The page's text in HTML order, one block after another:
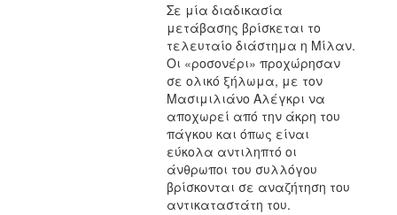
Σε μία διαδικασία
μετάβασης βρίσκεται το
τελευταίο διάστημα η Μίλαν.
Οι «ροσονέρι» προχώρησαν
σε ολικό ξήλωμα, με τον
Μασιμιλιάνο Αλέγκρι να
αποχωρεί από την άκρη του
πάγκου και όπως είναι
εύκολα αντιληπτό οι
άνθρωποι του συλλόγου
βρίσκονται σε αναζήτηση του
αντικαταστάτη του.